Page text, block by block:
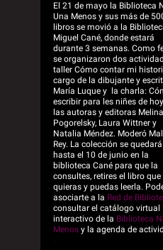
El 21 de mayo la Biblioteca
Una Menos y sus más de
libros se movió a la
Miguel Cané, donde estará
durante 3 semanas. Como
se organizaron dos
taller Cómo contar mi
cargo de la dibujante y
María Luque y la charla:
escribir para les niñes de
las autoras y editoras Melina
Pogorelsky, Laura Wittner y
Natalia Méndez. Moderó
Rey. La colección se quedará
hasta el 10 de junio en la
biblioteca Cané para que la
consultes, retires el libro que
quieras y puedas leerla.
asociarte a la Red de
consultar el catálogo virtual
interactivo de la Biblioteca
Menos y la agenda de
.